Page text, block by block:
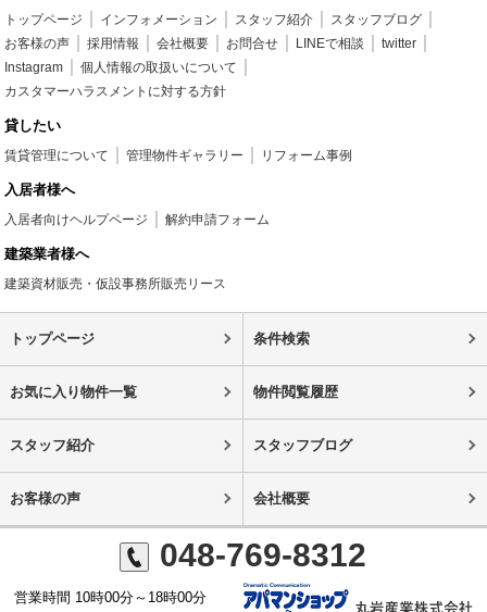
トップページ インフォメーション スタッフ紹介
スタッフブログ
お客様の声
採用情報 会社概要 お問合せ LINEで相談
twitter
Instagram
個人情報の取扱いについて
カスタマーハラスメントに対する方針
貸したい
賃貸管理について 管理物件ギャラリー リフォーム事例
入居者様へ
入居者向けヘルプページ 解約申請フォーム
建築業者様へ
建築資材販売・仮設事務所販売リース
トップページ 条件検索
お気に入り物件一覧 物件閲覧履歴
スタッフ紹介 スタッフブログ
お客様の声 会社概要
048-769-8312
営業時間 10時00分～18時00分